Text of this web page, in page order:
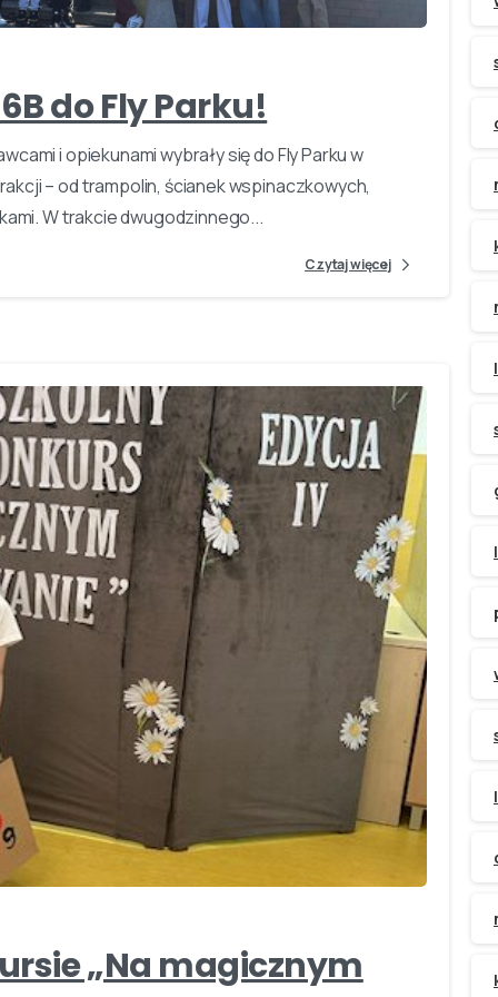
do Fly Parku!
i opiekunami wybrały się do Fly Parku w
– od trampolin, ścianek wspinaczkowych,
W trakcie dwugodzinnego...
Czytaj więcej
„Na magicznym